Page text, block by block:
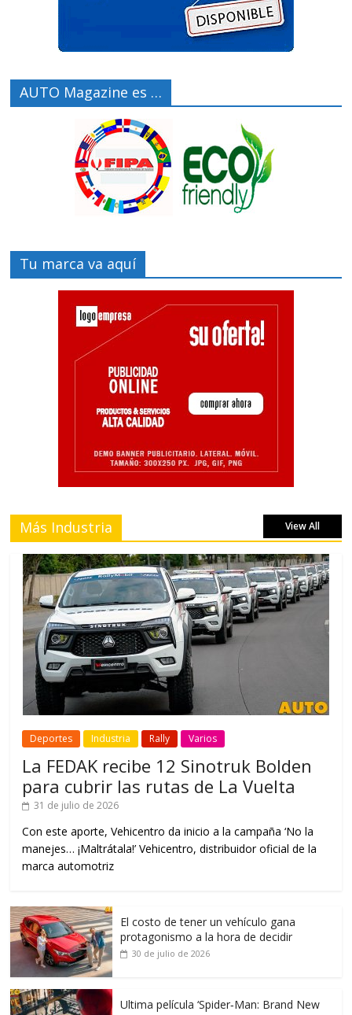
AUTO Magazine es …
Tu marca va aquí
Más Industria View All
Deportes Industria Rally Varios
La FEDAK recibe 12 Sinotruk Bolden
para cubrir las rutas de La Vuelta
31 de julio de 2026
Con este aporte, Vehicentro da inicio a la campaña ‘No la
manejes… ¡Maltrátala!’ Vehicentro, distribuidor oficial de la
marca automotriz
El costo de tener un vehículo gana
protagonismo a la hora de decidir
30 de julio de 2026
Ultima película ‘Spider‑Man: Brand New